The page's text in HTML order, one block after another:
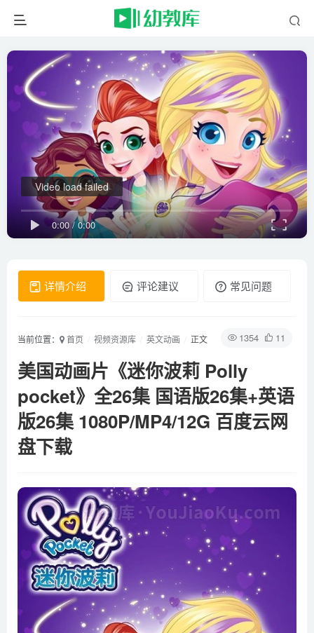
0:00/0:00
Video load failed
详情介绍 评论建议 常见问题
1354 11
当前位置： 首页 视频资源库 英文动画 正文
美国动画片《迷你波莉 Polly
pocket》全26集 国语版26集+英语
版26集 1080P/MP4/12G 百度云网
盘下载